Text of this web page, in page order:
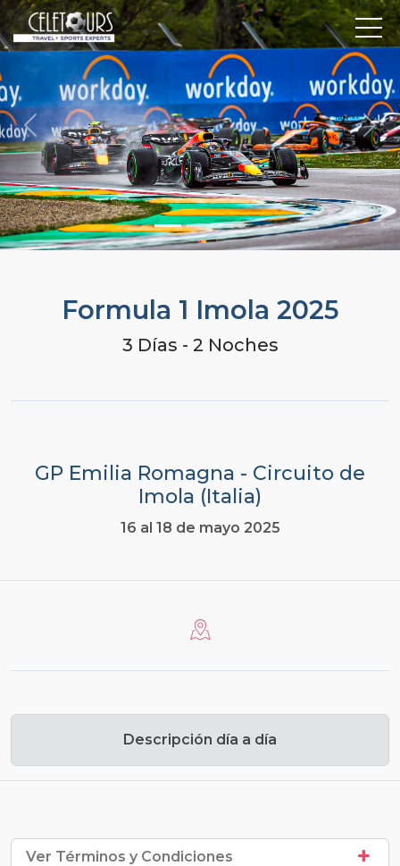
Previous
Formula 1 Imola 2025
3 Días - 2 Noches
GP Emilia Romagna - Circuito de
Imola (Italia)
16 al 18 de mayo 2025
Descripción día a día
Ver Términos y Condiciones